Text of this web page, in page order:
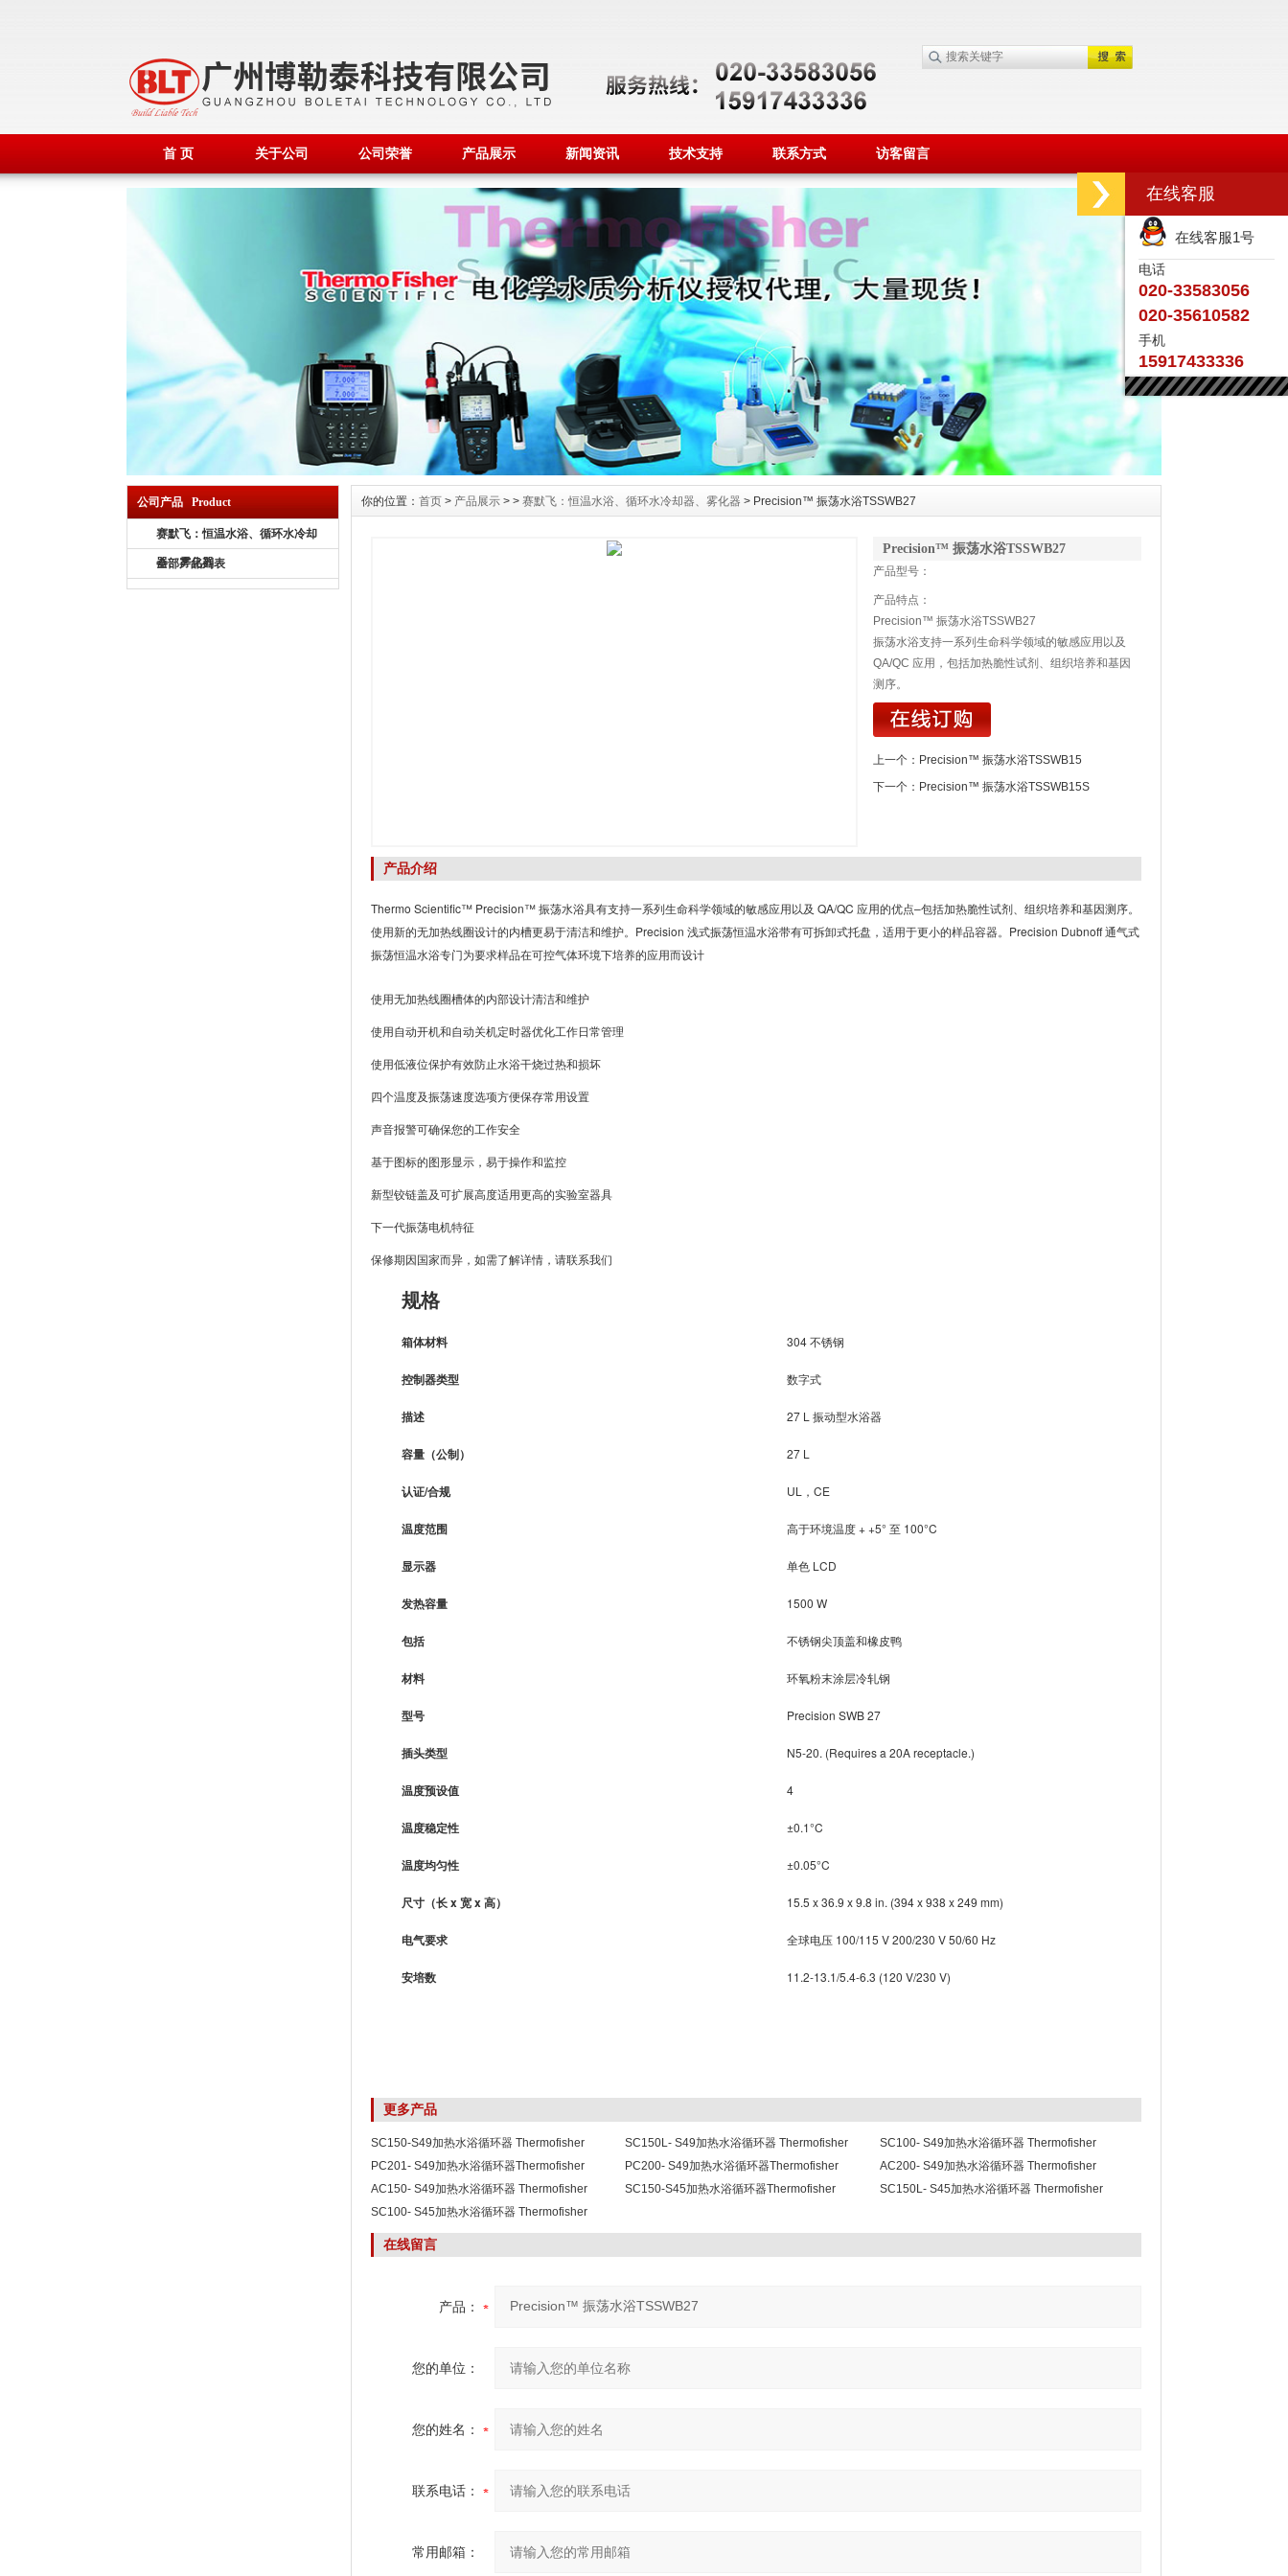
首 页 关于公司 公司荣誉 产品展示 新闻资讯 技术支持 联系方式 访客留言
公司产品 Product
赛默飞：恒温水浴、循环水冷却
器、雾化器
全部产品列表
你的位置： 首页 > 产品展示 > > 赛默飞：恒温水浴、循环水冷却器、雾化器 > Precision™ 振荡水浴TSSWB27
Precision™ 振荡水浴TSSWB27
产品型号：
产品特点：
Precision™ 振荡水浴TSSWB27
振荡水浴支持一系列生命科学领域的敏感应用以及
QA/QC 应用，包括加热脆性试剂、组织培养和基因
测序。
上一个： Precision™ 振荡水浴TSSWB15
下一个： Precision™ 振荡水浴TSSWB15S
产品介绍
Thermo Scientific™ Precision™ 振荡水浴具有支持一系列生命科学领域的敏感应用以及 QA/QC 应用的优点–包括加热脆性试剂、组织培养和基因测序。
使用新的无加热线圈设计的内槽更易于清洁和维护。Precision 浅式振荡恒温水浴带有可拆卸式托盘，适用于更小的样品容器。Precision Dubnoff 通气式
振荡恒温水浴专门为要求样品在可控气体环境下培养的应用而设计
使用无加热线圈槽体的内部设计清洁和维护
使用自动开机和自动关机定时器优化工作日常管理
使用低液位保护有效防止水浴干烧过热和损坏
四个温度及振荡速度选项方便保存常用设置
声音报警可确保您的工作安全
基于图标的图形显示，易于操作和监控
新型铰链盖及可扩展高度适用更高的实验室器具
下一代振荡电机特征
保修期因国家而异，如需了解详情，请联系我们
规格
箱体材料 304 不锈钢
控制器类型 数字式
描述 27 L 振动型水浴器
容量（公制） 27 L
认证/合规 UL，CE
温度范围 高于环境温度 + +5° 至 100°C
显示器 单色 LCD
发热容量 1500 W
包括 不锈钢尖顶盖和橡皮鸭
材料 环氧粉末涂层冷轧钢
型号 Precision SWB 27
插头类型 N5-20. (Requires a 20A receptacle.)
温度预设值 4
温度稳定性 ±0.1°C
温度均匀性 ±0.05°C
尺寸（长 x 宽 x 高） 15.5 x 36.9 x 9.8 in. (394 x 938 x 249 mm)
电气要求 全球电压 100/115 V 200/230 V 50/60 Hz
安培数 11.2-13.1/5.4-6.3 (120 V/230 V)
更多产品
SC150-S49加热水浴循环器 Thermofisher
Scientific
SC150L- S49加热水浴循环器 Thermofisher
Scientific
SC100- S49加热水浴循环器 Thermofisher
Scientific
PC201- S49加热水浴循环器Thermofisher
Scientific
PC200- S49加热水浴循环器Thermofisher
Scientific
AC200- S49加热水浴循环器 Thermofisher
Scientific
AC150- S49加热水浴循环器 Thermofisher
Scientific
SC150-S45加热水浴循环器Thermofisher
SC150L- S45加热水浴循环器 Thermofisher
SC100- S45加热水浴循环器 Thermofisher
Scientific
在线留言
产品：
您的单位：
您的姓名：
联系电话：
常用邮箱：
在线客服
在线客服1号
电话
020-33583056
020-35610582
手机
15917433336